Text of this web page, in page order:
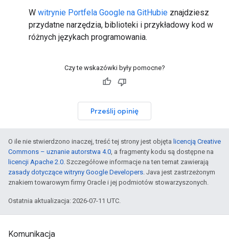
W witrynie Portfela Google na GitHubie znajdziesz
przydatne narzędzia, biblioteki i przykładowy kod w
różnych językach programowania.
Czy te wskazówki były pomocne?
Prześlij opinię
O ile nie stwierdzono inaczej, treść tej strony jest objęta licencją Creative
Commons – uznanie autorstwa 4.0, a fragmenty kodu są dostępne na
licencji Apache 2.0. Szczegółowe informacje na ten temat zawierają
zasady dotyczące witryny Google Developers. Java jest zastrzeżonym
znakiem towarowym firmy Oracle i jej podmiotów stowarzyszonych.
Ostatnia aktualizacja: 2026-07-11 UTC.
Komunikacja